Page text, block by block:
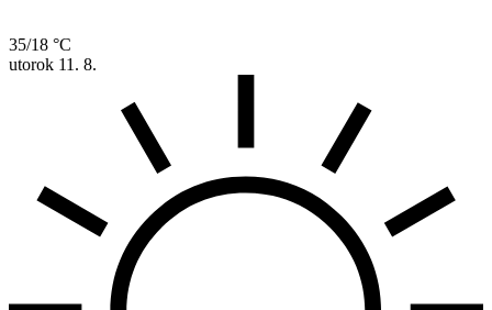
35/18 °C
utorok 11. 8.